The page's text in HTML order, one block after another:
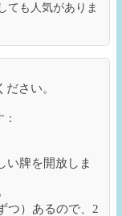
ても人気がありま
さい。
い牌を開放しま
つ）あるので、2